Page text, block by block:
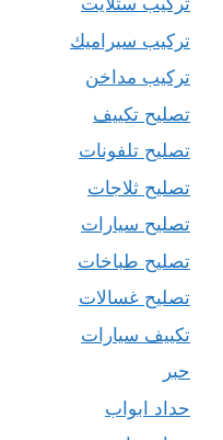
تركيب سيراميك
تركيب مداخن
تصليح تكييف
تصليح تلفونات
تصليح ثلاجات
تصليح سيارات
تصليح طباخات
تصليح غسالات
تكييف سيارات
حبر
حداد ابواب